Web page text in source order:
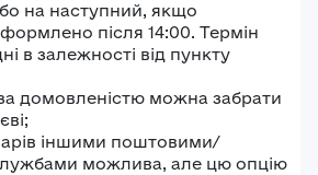
на наступний, якщо
після 14:00. Термін
в залежності від пункту
домовленістю можна забрати
іншими поштовими/
можлива, але цю опцію